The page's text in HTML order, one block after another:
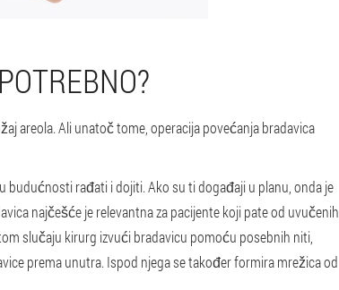
areola. Ali unatoč tome, operacija povećanja bradavica
budućnosti rađati i dojiti. Ako su ti događaji u planu, onda je
najčešće je relevantna za pacijente koji pate od uvučenih
slučaju kirurg izvući bradavicu pomoću posebnih niti,
prema unutra. Ispod njega se također formira mrežica od